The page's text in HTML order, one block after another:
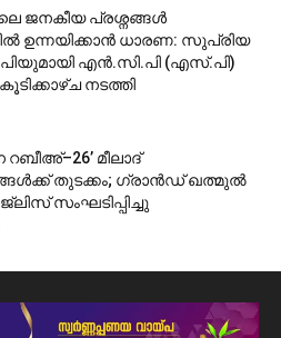
ജനകീയ പ്രശ്നങ്ങൾ
ഉന്നയിക്കാൻ ധാരണ: സുപ്രിയ
എൻ.സി.പി (എസ്.പി)
നടത്തി
മീലാദ്
തുടക്കം; ഗ്രാൻഡ് ഖത്മുൽ
സംഘടിപ്പിച്ചു